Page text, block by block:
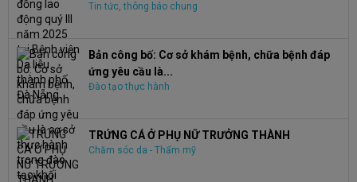
Tin tức, thông báo chung
Bản công bố: Cơ sở khám bệnh, chữa bệnh đáp
ứng yêu cầu là...
Đào tạo thực hành
TRỨNG CÁ Ở PHỤ NỮ TRƯỞNG THÀNH
Chăm sóc da - Thẩm mỹ